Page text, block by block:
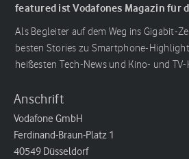
featured ist Vodafones Magazin für
Als Begleiter auf dem Weg ins Gigabit-
besten Stories zu Smartphone-
heißesten Tech-News und Kino- und
Anschrift
Vodafone GmbH
Ferdinand-Braun-Platz 1
40549 Düsseldorf